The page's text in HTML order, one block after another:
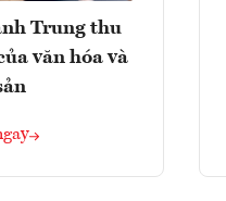
Trung thu
văn hóa và